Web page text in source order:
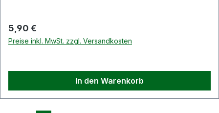
Regulärer Preis:
5,90 €
Preise inkl. MwSt. zzgl. Versandkosten
In den Warenkorb